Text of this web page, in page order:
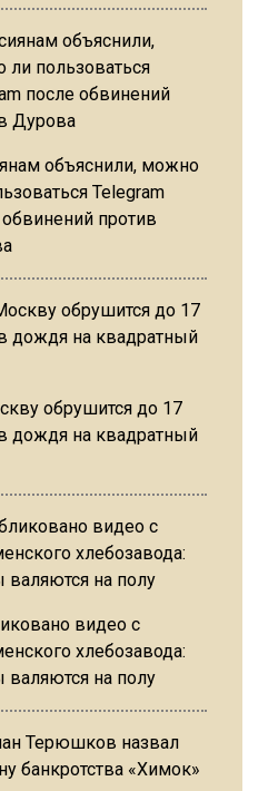
объяснили, можно
Telegram
против
обрушится до 17
дождя на квадратный
видео с
хлебозавода:
валяются на полу